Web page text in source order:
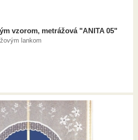
vzorom, metrážová "ANITA 05"
lankom